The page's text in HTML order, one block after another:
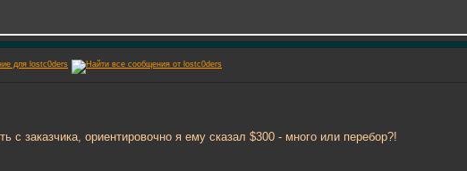
с заказчика, ориентировочно я ему сказал $300 - много или перебор?!